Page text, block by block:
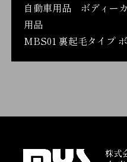
自動車用品 ボディー
用品
MBS01 裏起毛タイプ